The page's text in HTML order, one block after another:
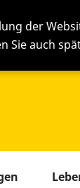
der
Sie auch